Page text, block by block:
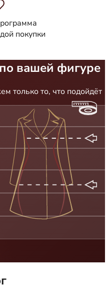
покупки
вашей фигуре
только то, что подойдёт